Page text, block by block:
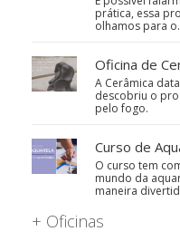
prática, essa
olhamos para
Oficina de
A Cerâmica
descobriu o
pelo fogo.
Curso de
O curso tem
mundo da
maneira
+ Oficinas